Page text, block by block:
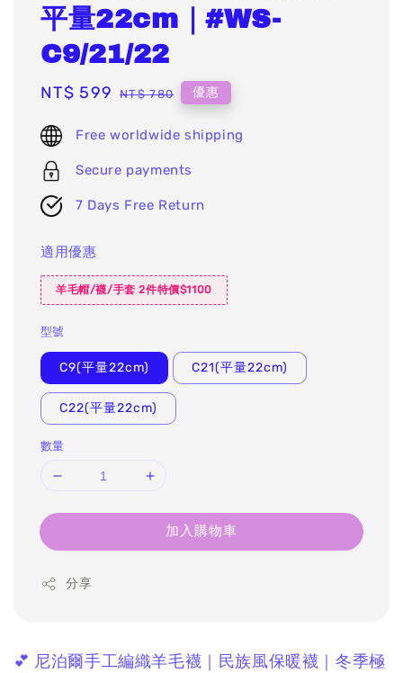
平量22cm｜#WS-
C9/21/22
Sale
NT$ 599 Regular
NT$ 780 優惠
Free worldwide shipping
Secure payments
7 Days Free Return
適用優惠
羊毛帽/襪/手套 2件特價$1100
型號
C9(平量22cm) C21(平量22cm)
C22(平量22cm)
數量
加入購物車
分享
💕 尼泊爾手工編織羊毛襪｜民族風保暖襪｜冬季極